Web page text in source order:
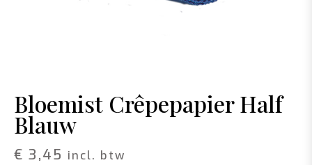
Bloemist Crêpepapier Half
Blauw
€ 3,45 incl. btw